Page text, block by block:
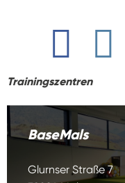
Trainingszentren
BaseMals
Glurnser Straße 7